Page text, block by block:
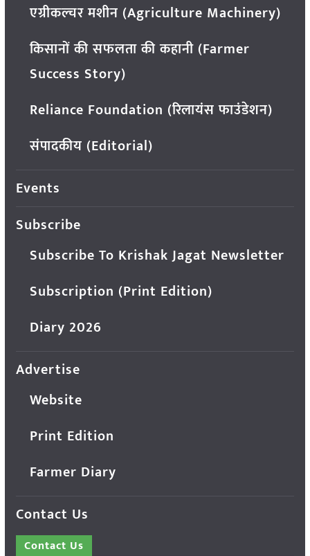
एग्रीकल्चर मशीन (Agriculture Machinery)
किसानों की सफलता की कहानी (Farmer
Success Story)
Reliance Foundation (रिलायंस फाउंडेशन)
संपादकीय (Editorial)
Events
Subscribe
Subscribe To Krishak Jagat Newsletter
Subscription (Print Edition)
Diary 2026
Advertise
Website
Print Edition
Farmer Diary
Contact Us
Contact Us